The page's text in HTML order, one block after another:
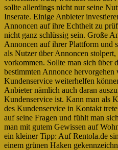
sollte allerdings nicht nur seine
Inserate. Einige Anbieter
Annoncen auf ihre Echtheit zu
nicht ganz schlüssig sein. Große
Annoncen auf ihrer Plattform und
als Nutzer über Annoncen
vorkommen. Sollte man sich über
bestimmten Annonce hervorgehen
Kundenservice weiterhelfen
Anbieter nämlich auch daran
Kundenservice ist. Kann man als
des Kundenservice in Kontakt
auf seine Fragen und fühlt man
man mit gutem Gewissen auf
ein kleiner Tipp: Auf Rentola.de
einem grünen Haken